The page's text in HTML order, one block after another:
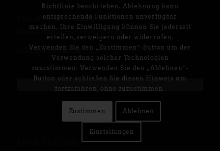
Kunstverein Kallmünz
Sandplatz 12 – I-39012 Meran (BZ)
info@asfaltart.it
Richtlinie beschrieben. Ablehnung kann
entsprechende Funktionen unverfügbar
machen. Ihre Einwilligung können Sie jederzeit
erteilen, verweigern oder widerrufen.
Verwenden Sie den „Zustimmen“-Button um der
Verwendung solcher Technologien
zuzustimmen. Verwenden Sie den „Ablehnen“-
Button oder schließen Sie diesen Hinweis um
fortzufahren, ohne zuzustimmen.
Zustimmen Ablehnen
Einstellungen